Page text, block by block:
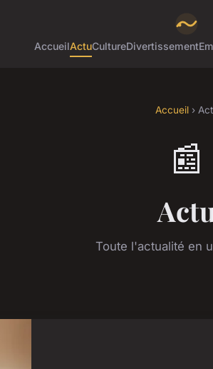
AccueilActuCultureDivertissement
Accueil›
📰
Toute l'actualité en